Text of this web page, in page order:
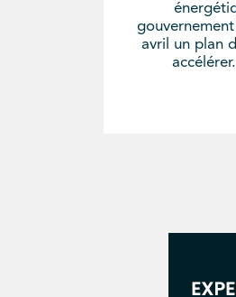
avril un plan